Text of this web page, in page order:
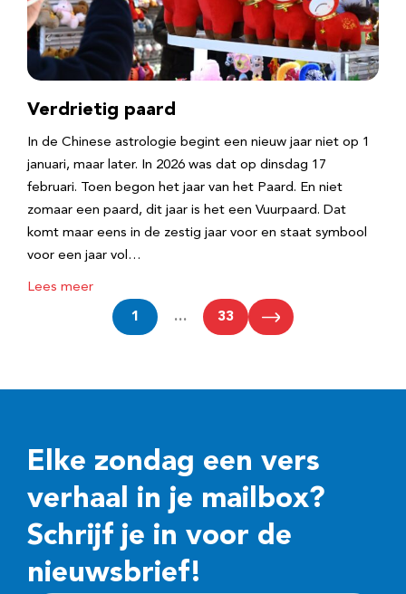
Verdrietig paard
In de Chinese astrologie begint een nieuw jaar niet op 1
januari, maar later. In 2026 was dat op dinsdag 17
februari. Toen begon het jaar van het Paard. En niet
zomaar een paard, dit jaar is het een Vuurpaard. Dat
komt maar eens in de zestig jaar voor en staat symbool
voor een jaar vol…
Lees meer
1 … 33
Elke zondag een vers
verhaal in je mailbox?
Schrijf je in voor de
nieuwsbrief!